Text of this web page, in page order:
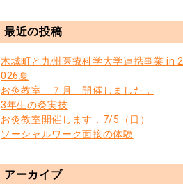
最近の投稿
木城町と九州医療科学大学連携事業 in 2
026夏
お灸教室 ７月 開催しました．
3年生の灸実技
お灸教室開催します．7/5（日）
ソーシャルワーク面接の体験
アーカイブ